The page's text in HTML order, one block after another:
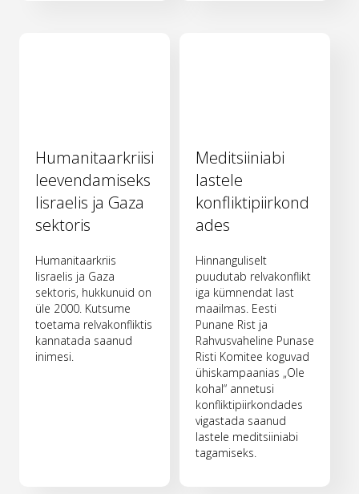
Humanitaarkriisi
leevendamiseks
Iisraelis ja Gaza
sektoris
Humanitaarkriis
Iisraelis ja Gaza
sektoris, hukkunuid on
üle 2000. Kutsume
toetama relvakonfliktis
kannatada saanud
inimesi.
Meditsiiniabi
lastele
konfliktipiirkond
ades
Hinnanguliselt
puudutab relvakonflikt
iga kümnendat last
maailmas. Eesti
Punane Rist ja
Rahvusvaheline Punase
Risti Komitee koguvad
ühiskampaanias „Ole
kohal“ annetusi
konfliktipiirkondades
vigastada saanud
lastele meditsiiniabi
tagamiseks.